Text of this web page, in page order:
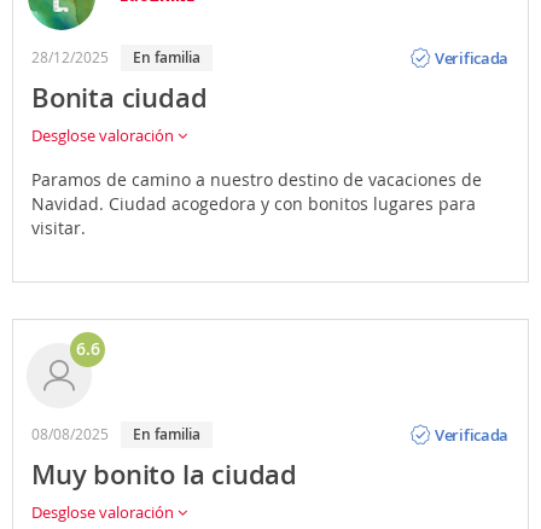
28/12/2025 En familia
Verificada
Bonita ciudad
Desglose valoración
Paramos de camino a nuestro destino de vacaciones de
Navidad. Ciudad acogedora y con bonitos lugares para
visitar.
6.6
08/08/2025 En familia
Verificada
Muy bonito la ciudad
Desglose valoración